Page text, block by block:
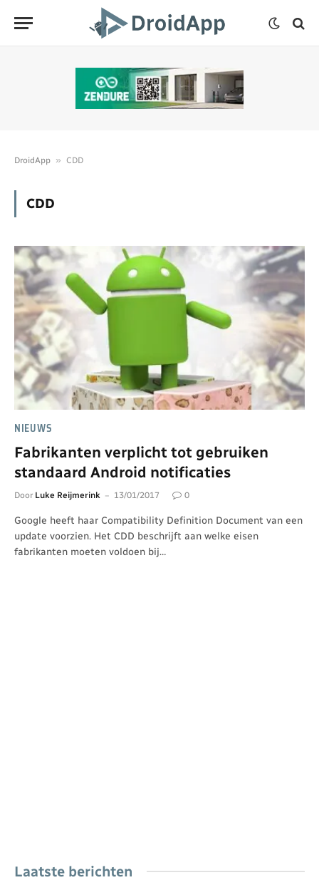
DroidApp » CDD
CDD
NIEUWS
Fabrikanten verplicht tot gebruiken
standaard Android notificaties
Door Luke Reijmerink 13/01/2017 0
Google heeft haar Compatibility Definition Document van een
update voorzien. Het CDD beschrijft aan welke eisen
fabrikanten moeten voldoen bij…
Laatste berichten